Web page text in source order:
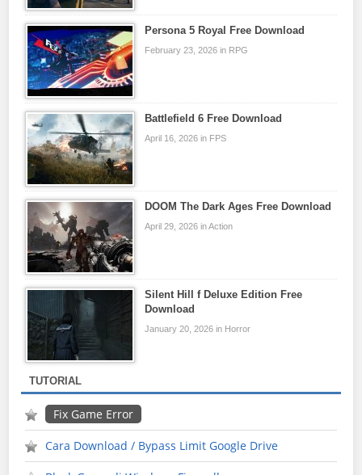
Persona 5 Royal Free Download
February 23, 2026 in RPG
Battlefield 6 Free Download
April 16, 2026 in FPS
DOOM The Dark Ages Free Download
April 29, 2026 in Action
Silent Hill f Deluxe Edition Free
Download
January 20, 2026 in Horror
TUTORIAL
Fix Game Error
Cara Download / Bypass Limit Google Drive